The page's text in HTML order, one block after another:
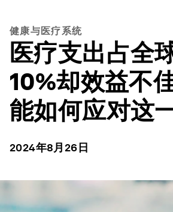
健康与医疗系统
医疗支出占全
10%却效益不
能如何应对这
2024年8月26日